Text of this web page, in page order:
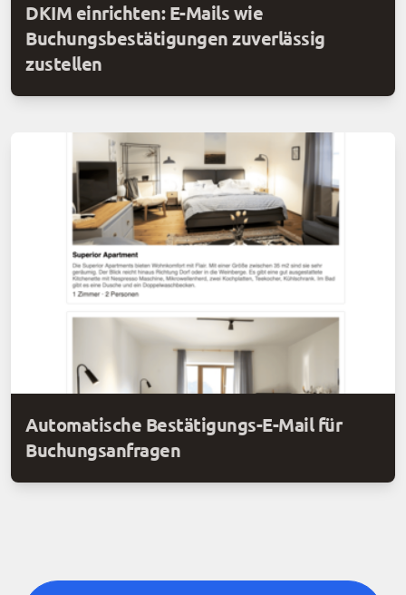
DKIM einrichten: E-Mails wie
Buchungsbestätigungen zuverlässig
zustellen
Automatische Bestätigungs-E-Mail für
Buchungsanfragen